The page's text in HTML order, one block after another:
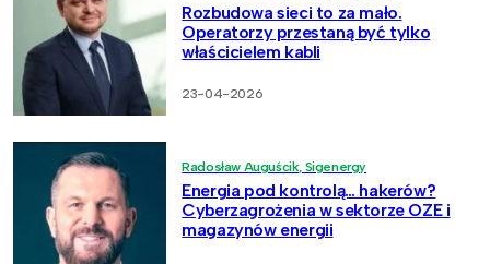
Rozbudowa sieci to za mało.
Operatorzy przestaną być tylko
właścicielem kabli
23-04-2026
Radosław Auguścik, Sigenergy
Energia pod kontrolą… hakerów?
Cyberzagrożenia w sektorze OZE i
magazynów energii